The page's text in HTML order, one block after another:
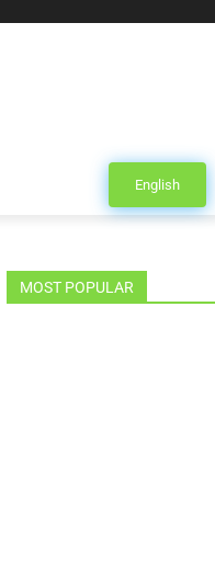
English
MOST POPULAR